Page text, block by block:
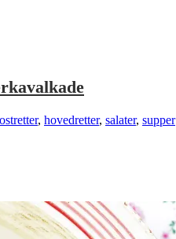
, hovedretter, salater, supper